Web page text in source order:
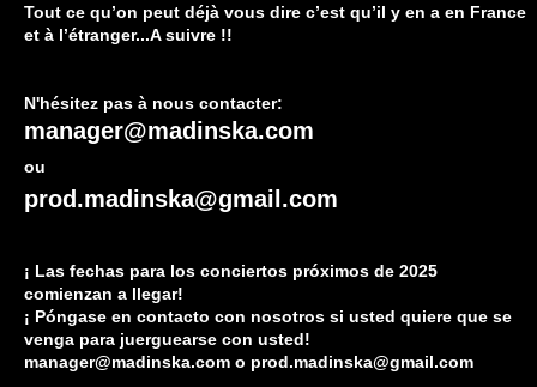
Tout ce qu’on peut déjà vous dire c’est qu’il y en a en France
et à l’étranger...A suivre !!
N'hésitez pas à nous contacter:
manager@madinska.com
ou
prod.madinska@gmail.com
¡ Las fechas para los conciertos próximos de 2025
comienzan a llegar!
¡ Póngase en contacto con nosotros si usted quiere que se
venga para juerguearse con usted!
manager@madinska.com o prod.madinska@gmail.com